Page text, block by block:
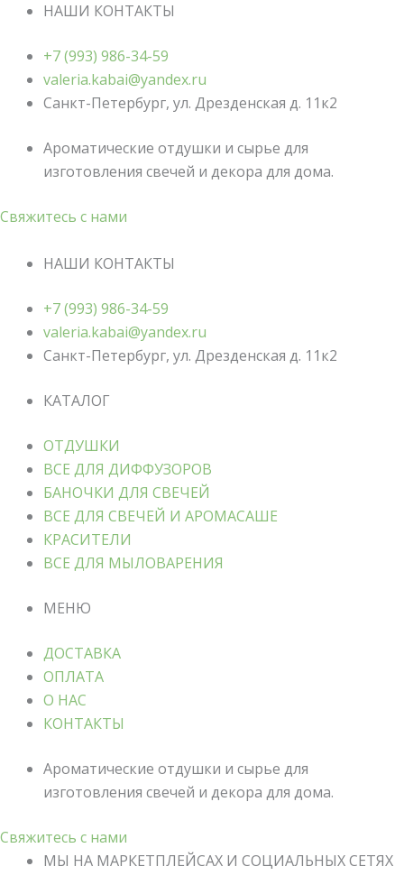
НАШИ КОНТАКТЫ
+7 (993) 986-34-59
valeria.kabai@yandex.ru
Санкт-Петербург, ул. Дрезденская д. 11к2
Ароматические отдушки и сырье для
изготовления свечей и декора для дома.
Свяжитесь с нами
НАШИ КОНТАКТЫ
+7 (993) 986-34-59
valeria.kabai@yandex.ru
Санкт-Петербург, ул. Дрезденская д. 11к2
КАТАЛОГ
ОТДУШКИ
ВСЕ ДЛЯ ДИФФУЗОРОВ
БАНОЧКИ ДЛЯ СВЕЧЕЙ
ВСЕ ДЛЯ СВЕЧЕЙ И АРОМАСАШЕ
КРАСИТЕЛИ
ВСЕ ДЛЯ МЫЛОВАРЕНИЯ
МЕНЮ
ДОСТАВКА
ОПЛАТА
О НАС
КОНТАКТЫ
Ароматические отдушки и сырье для
изготовления свечей и декора для дома.
Свяжитесь с нами
МЫ НА МАРКЕТПЛЕЙСАХ И СОЦИАЛЬНЫХ СЕТЯХ